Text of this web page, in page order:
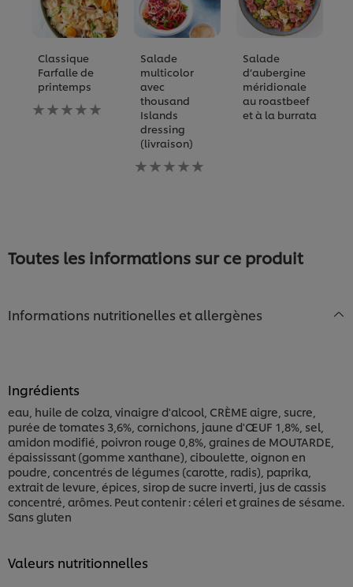
Classique
Farfalle de
printemps
Aucune
évaluation
Salade
multicolor
avec
thousand
Islands
dressing
(livraison)
Aucune
évaluation
Salade
d’aubergine
méridionale
au roastbeef
et à la burrata
Toutes les informations sur ce produit
Informations nutritionelles et allergènes
Ingrédients
eau, huile de colza, vinaigre d'alcool, CRÈME aigre, sucre,
purée de tomates 3,6%, cornichons, jaune d'ŒUF 1,8%, sel,
amidon modifié, poivron rouge 0,8%, graines de MOUTARDE,
épaississant (gomme xanthane), ciboulette, oignon en
poudre, concentrés de légumes (carotte, radis), paprika,
extrait de levure, épices, sirop de sucre inverti, jus de cassis
concentré, arômes. Peut contenir : céleri et graines de sésame.
Sans gluten
Valeurs nutritionnellesNous utilisons des cookies et techniques similaires
pour améliorer votre expérience sur notre site. Les